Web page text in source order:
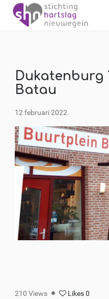
Dukatenburg
Batau
12 februari 2022
210 Views Likes0